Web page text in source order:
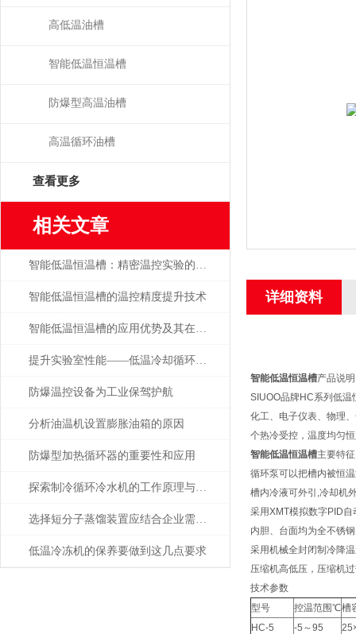
高低温油槽
智能低温恒温槽
防爆型高温油槽
高温循环油槽
查看更多
相关文章
智能低温恒温槽：精密温控实验的专业设备
智能低温恒温槽的温控精度提升技术
智能低温恒温槽的应用优势及其在科研中的价值
提升实验室性能——低温冷却循环器泵的应用解析
防爆温控设备为工业保驾护航
分析油温机设置膨胀油箱的原因
防爆型加热循环器的重要性和应用
探索制冷循环冷水机的工作原理与应用领域
选择短分子蒸馏装置应结合企业需求与服务
低温冷冻机的保养要做到这几点要求
详细资料
智能低温恒温槽产品说明
SIUOO品牌HC系列低温
化工、电子仪表、物理
个热冷受控，温度均匀
智能低温恒温槽主要特征
循环泵可以把槽内被恒
槽内冷液可外引,冷却机
采用XMT模拟数字PID
内胆、台面均为全不锈
采用机械全封闭制冷降
压缩机高低压，压缩机
技术参数
型号
控温范围℃槽
HC-5
-5～95